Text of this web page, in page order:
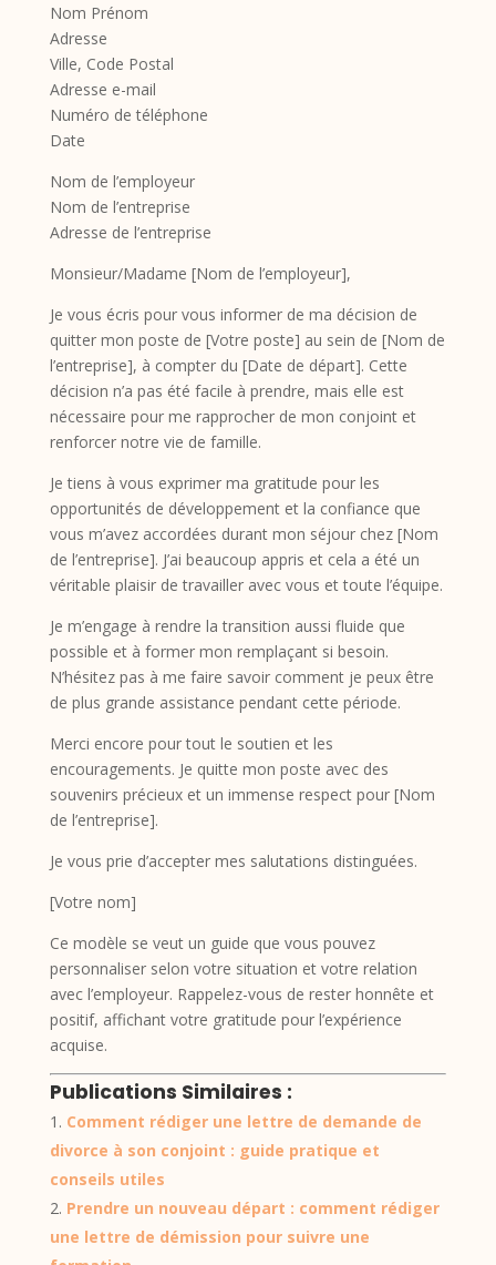
Nom Prénom
Adresse
Ville, Code Postal
Adresse e-mail
Numéro de téléphone
Date
Nom de l’employeur
Nom de l’entreprise
Adresse de l’entreprise
Monsieur/Madame [Nom de l’employeur],
Je vous écris pour vous informer de ma décision de
quitter mon poste de [Votre poste] au sein de [Nom de
l’entreprise], à compter du [Date de départ]. Cette
décision n’a pas été facile à prendre, mais elle est
nécessaire pour me rapprocher de mon conjoint et
renforcer notre vie de famille.
Je tiens à vous exprimer ma gratitude pour les
opportunités de développement et la confiance que
vous m’avez accordées durant mon séjour chez [Nom
de l’entreprise]. J’ai beaucoup appris et cela a été un
véritable plaisir de travailler avec vous et toute l’équipe.
Je m’engage à rendre la transition aussi fluide que
possible et à former mon remplaçant si besoin.
N’hésitez pas à me faire savoir comment je peux être
de plus grande assistance pendant cette période.
Merci encore pour tout le soutien et les
encouragements. Je quitte mon poste avec des
souvenirs précieux et un immense respect pour [Nom
de l’entreprise].
Je vous prie d’accepter mes salutations distinguées.
[Votre nom]
Ce modèle se veut un guide que vous pouvez
personnaliser selon votre situation et votre relation
avec l’employeur. Rappelez-vous de rester honnête et
positif, affichant votre gratitude pour l’expérience
acquise.
Publications Similaires :
Comment rédiger une lettre de demande de
divorce à son conjoint : guide pratique et
conseils utiles
Prendre un nouveau départ : comment rédiger
une lettre de démission pour suivre une